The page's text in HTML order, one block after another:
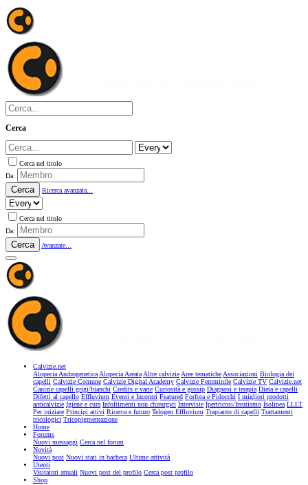
Cerca
Cerca nel titolo
Da:
Cerca Ricerca avanzata...
Cerca nel titolo
Da:
Cerca Avanzate...
Calvizie.net
Alopecia AndrogeneticaAlopecia AreataAltre calvizieAree tematicheAssociazioni Biologia dei
capelli Calvizie Comune Calvizie Digital Academy Calvizie Femminile Calvizie TV Calvizie.net
Canizie capelli grigi/bianchi Credits e varie Curiosità e gossip Diagnosi e terapia Dieta e capelli
Difetti al capello Effluvium Eventi e Incontri Featured Forfora e Pidocchi I migliori prodotti
anticalvizie Igiene e cura Infoltimenti non chirurgici Interviste Ipertricosi/Irsutismo Isolinea LLLT
Per iniziare Principi attivi Ricerca e futuro Telogen Effluvium Trapianto di capelli Trattamenti
tricologici Tricopigmentazione
Home
Forums
Nuovi messaggi Cerca nel forum
Novità
Nuovi post Nuovi stati in bacheca Ultime attività
Utenti
Visitatori attuali Nuovi post del profilo Cerca post profilo
Shop